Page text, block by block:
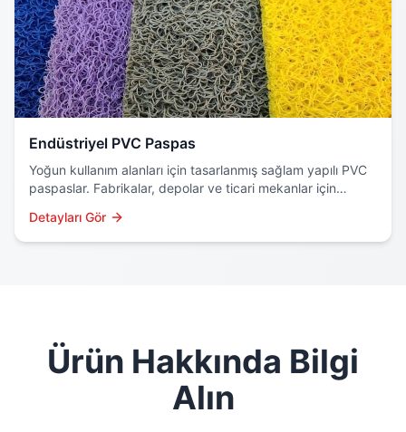
Endüstriyel PVC Paspas
Yoğun kullanım alanları için tasarlanmış sağlam yapılı PVC
paspaslar. Fabrikalar, depolar ve ticari mekanlar için
Detayları Gör
Ürün Hakkında Bilgi
Alın